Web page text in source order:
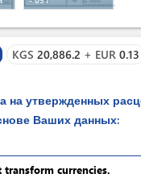
KGS 20,886.2 + EUR 0.13
на утвержденных
Ваших данных:
transform currencies.